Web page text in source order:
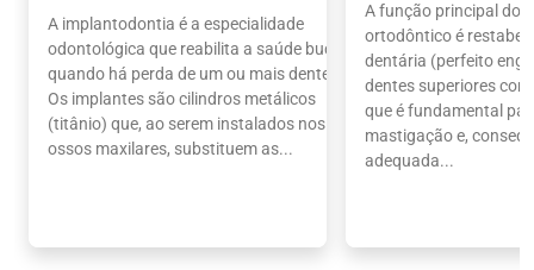
A implantodontia é a especialidade
odontológica que reabilita a saúde bucal
quando há perda de um ou mais dentes.
Os implantes são cilindros metálicos
(titânio) que, ao serem instalados nos
ossos maxilares, substituem as...
A função principal do
ortodôntico é
dentária (perfeito
dentes superiores
que é fundamental
mastigação e,
adequada...